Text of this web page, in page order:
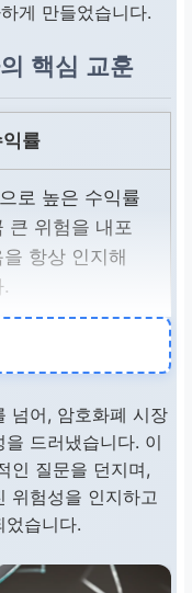
게 만들었습니다.
핵심 교훈
률
로 높은 수익률
큰 위험을 내포
항상 인지해
분석
프로젝트의
, 팀, 그리고 내
요소를 철저히
니다.
넘어, 암호화폐 시장
드러냈습니다. 이
인 질문을 던지며,
위험성을 인지하고
습니다.